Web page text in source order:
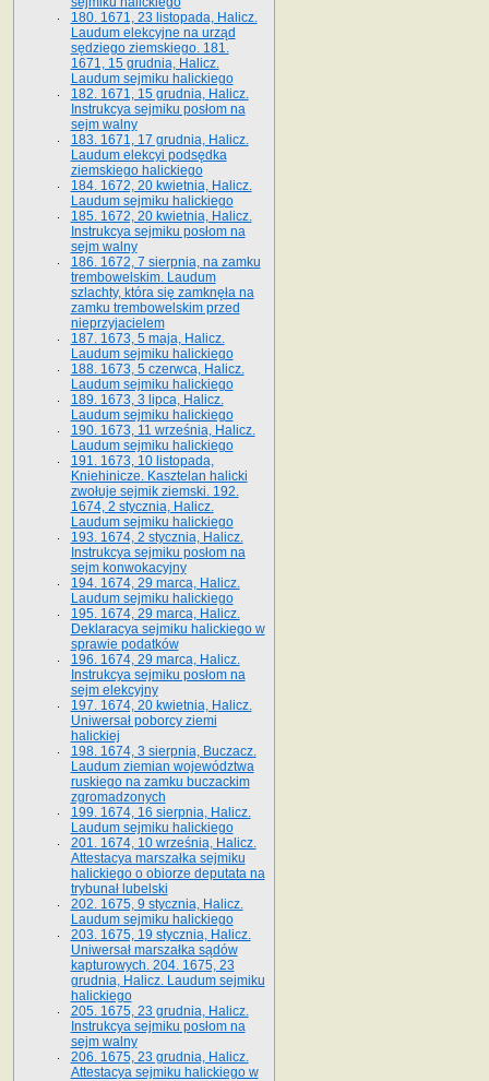
180. 1671, 23 listopada, Halicz.
Laudum elekcyjne na urząd
sędziego ziemskiego. 181.
1671, 15 grudnia, Halicz.
Laudum sejmiku halickiego
182. 1671, 15 grudnia, Halicz.
Instrukcya sejmiku posłom na
sejm walny
183. 1671, 17 grudnia, Halicz.
Laudum elekcyi podsędka
ziemskiego halickiego
184. 1672, 20 kwietnia, Halicz.
Laudum sejmiku halickiego
185. 1672, 20 kwietnia, Halicz.
Instrukcya sejmiku posłom na
sejm walny
186. 1672, 7 sierpnia, na zamku
trembowelskim. Laudum
szlachty, która się zamknęła na
zamku trembowelskim przed
nieprzyjacielem
187. 1673, 5 maja, Halicz.
Laudum sejmiku halickiego
188. 1673, 5 czerwca, Halicz.
Laudum sejmiku halickiego
189. 1673, 3 lipca, Halicz.
Laudum sejmiku halickiego
190. 1673, 11 września, Halicz.
Laudum sejmiku halickiego
191. 1673, 10 listopada,
Kniehinicze. Kasztelan halicki
zwołuje sejmik ziemski. 192.
1674, 2 stycznia, Halicz.
Laudum sejmiku halickiego
193. 1674, 2 stycznia, Halicz.
Instrukcya sejmiku posłom na
sejm konwokacyjny
194. 1674, 29 marca, Halicz.
Laudum sejmiku halickiego
195. 1674, 29 marca, Halicz.
Deklaracya sejmiku halickiego w
sprawie podatków
196. 1674, 29 marca, Halicz.
Instrukcya sejmiku posłom na
sejm elekcyjny
197. 1674, 20 kwietnia, Halicz.
Uniwersał poborcy ziemi
halickiej
198. 1674, 3 sierpnia, Buczacz.
Laudum ziemian województwa
ruskiego na zamku buczackim
zgromadzonych
199. 1674, 16 sierpnia, Halicz.
Laudum sejmiku halickiego
201. 1674, 10 września, Halicz.
Attestacya marszałka sejmiku
halickiego o obiorze deputata na
trybunał lubelski
202. 1675, 9 stycznia, Halicz.
Laudum sejmiku halickiego
203. 1675, 19 stycznia, Halicz.
Uniwersał marszałka sądów
kapturowych. 204. 1675, 23
grudnia, Halicz. Laudum sejmiku
halickiego
205. 1675, 23 grudnia, Halicz.
Instrukcya sejmiku posłom na
sejm walny
206. 1675, 23 grudnia, Halicz.
Attestacya sejmiku halickiego w